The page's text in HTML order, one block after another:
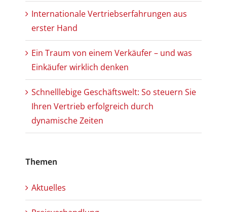
Internationale Vertriebserfahrungen aus
erster Hand
Ein Traum von einem Verkäufer – und was
Einkäufer wirklich denken
Schnelllebige Geschäftswelt: So steuern Sie
Ihren Vertrieb erfolgreich durch
dynamische Zeiten
Themen
Aktuelles